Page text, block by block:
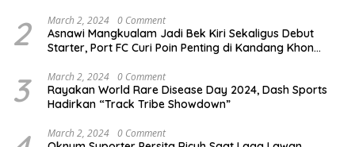
2 March 2, 2024 0 Comment
Asnawi Mangkualam Jadi Bek Kiri Sekaligus Debut
Starter, Port FC Curi Poin Penting di Kandang Khon
3 March 2, 2024 0 Comment
Rayakan World Rare Disease Day 2024, Dash Sports
Hadirkan “Track Tribe Showdown”
March 2, 2024 0 Comment